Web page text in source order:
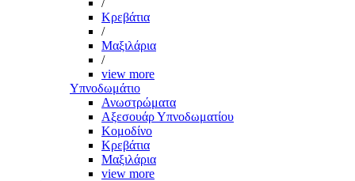
/
Κρεβάτια
/
Μαξιλάρια
/
view more
Υπνοδωμάτιο
Ανωστρώματα
Αξεσουάρ Υπνοδωματίου
Κομοδίνο
Κρεβάτια
Μαξιλάρια
view more